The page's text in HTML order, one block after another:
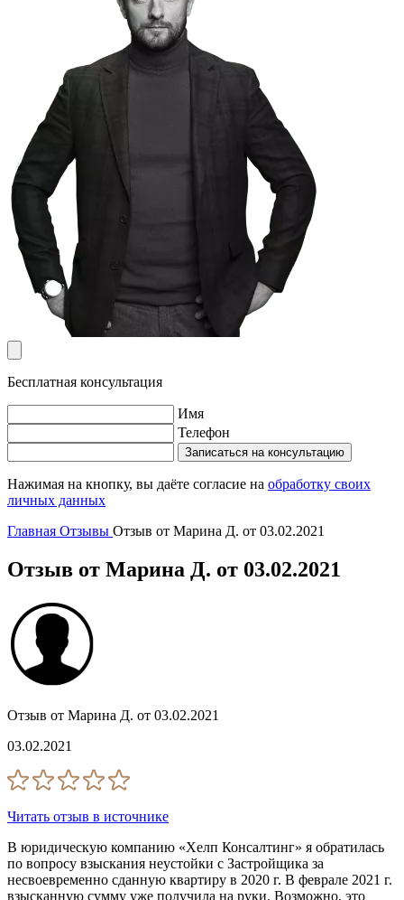
Бесплатная консультация
Имя
Телефон
Записаться на консультацию
Нажимая на кнопку, вы даёте согласие на обработку своих
личных данных
Главная Отзывы Отзыв от Марина Д. от 03.02.2021
Отзыв от Марина Д. от 03.02.2021
Отзыв от Марина Д. от 03.02.2021
03.02.2021
Читать отзыв в источнике
В юридическую компанию «Хелп Консалтинг» я обратилась
по вопросу взыскания неустойки с Застройщика за
несвоевременно сданную квартиру в 2020 г. В феврале 2021 г.
взысканную сумму уже получила на руки. Возможно, это